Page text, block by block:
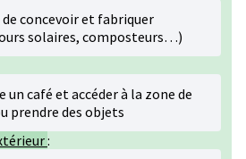
concevoir et fabriquer
solaires, composteurs…)
un café et accéder à la zone de
prendre des objets
: